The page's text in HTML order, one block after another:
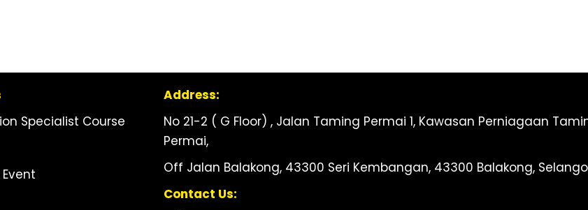
Specialist Course
Address:
No 21-2 ( G Floor) , Jalan Taming Permai 1, Kawasan Perniagaan
Permai,
Off Jalan Balakong, 43300 Seri Kembangan, 43300 Balakong,
Contact Us: